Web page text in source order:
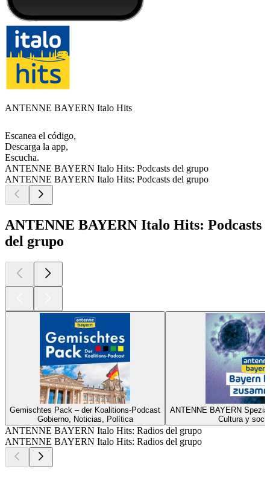
ANTENNE BAYERN Italo Hits
Escanea el código,
Descarga la app,
Escucha.
ANTENNE BAYERN Italo Hits: Podcasts del grupo
ANTENNE BAYERN Italo Hits: Podcasts del grupo
ANTENNE BAYERN Italo Hits: Podcasts
del grupo
Gemischtes Pack – der Koalitions-Podcast
Gobierno, Noticias, Política
ANTENNE BAYERN
Cultura y
ANTENNE BAYERN Italo Hits: Radios del grupo
ANTENNE BAYERN Italo Hits: Radios del grupo